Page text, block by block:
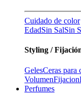
Cuidado de color
EdadSin SalSin
Styling /
GelesCeras para
VolumenFijacion
Perfumes